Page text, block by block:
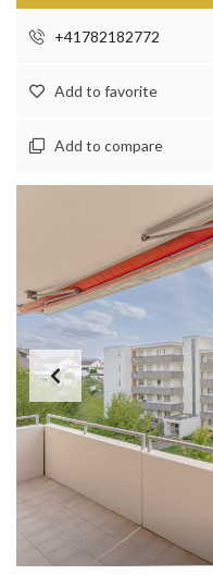
+41782182772
Add to favorite
Add to compare